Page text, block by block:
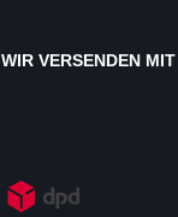
WIR VERSENDEN MIT